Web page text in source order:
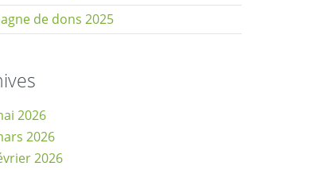
de dons 2025
2026
2026
2026